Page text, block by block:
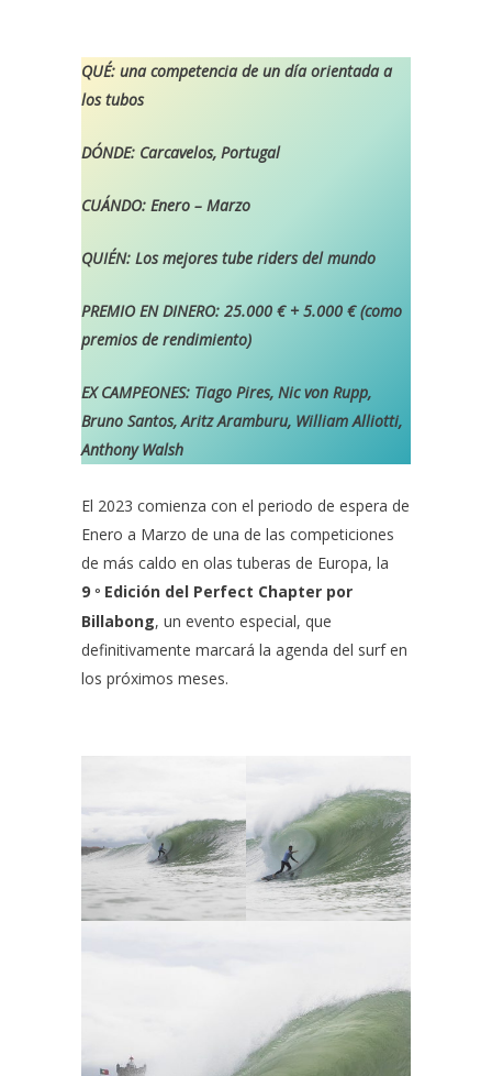
QUÉ: una competencia de un día orientada a
los tubos
DÓNDE: Carcavelos, Portugal
CUÁNDO: Enero – Marzo
QUIÉN: Los mejores tube riders del mundo
PREMIO EN DINERO: 25.000 € + 5.000 € (como
premios de rendimiento)
EX CAMPEONES: Tiago Pires, Nic von Rupp,
Bruno Santos, Aritz Aramburu, William Alliotti,
Anthony Walsh
El 2023 comienza con el periodo de espera de
Enero a Marzo de una de las competiciones
de más caldo en olas tuberas de Europa, la
9 º Edición del Perfect Chapter por
Billabong, un evento especial, que
definitivamente marcará la agenda del surf en
los próximos meses.